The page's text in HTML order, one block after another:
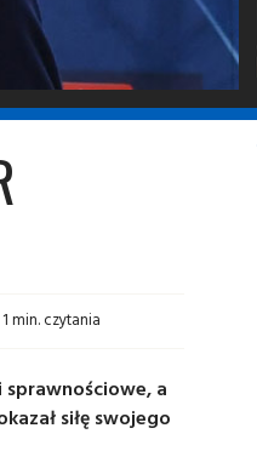
1 min. czytania
sprawnościowe, a
siłę swojego